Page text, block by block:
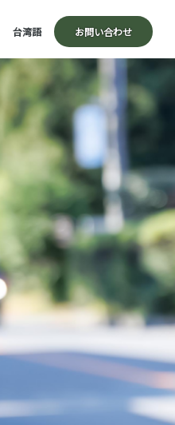
台湾語 お問い合わせ